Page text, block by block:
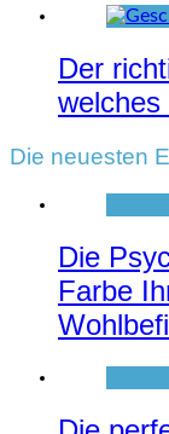
Der
Die neuesten
Die
Farbe